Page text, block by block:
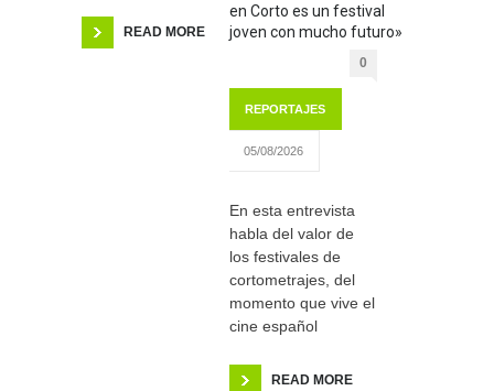
READ MORE
en Corto es un festival
joven con mucho futuro»
0
REPORTAJES
05/08/2026
En esta entrevista
habla del valor de
los festivales de
cortometrajes, del
momento que vive el
cine español
READ MORE